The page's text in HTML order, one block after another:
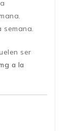
semana.
ser
a la